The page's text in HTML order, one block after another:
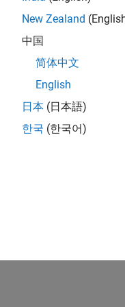
New Zealand
中国
简体中文
English
日本 (日本語)
한국 (한국어)